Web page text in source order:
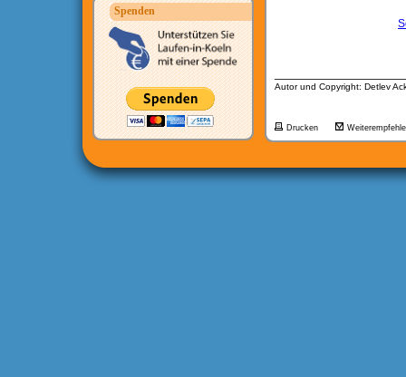
Spenden
Autor und Copyright: Detlev
Drucken